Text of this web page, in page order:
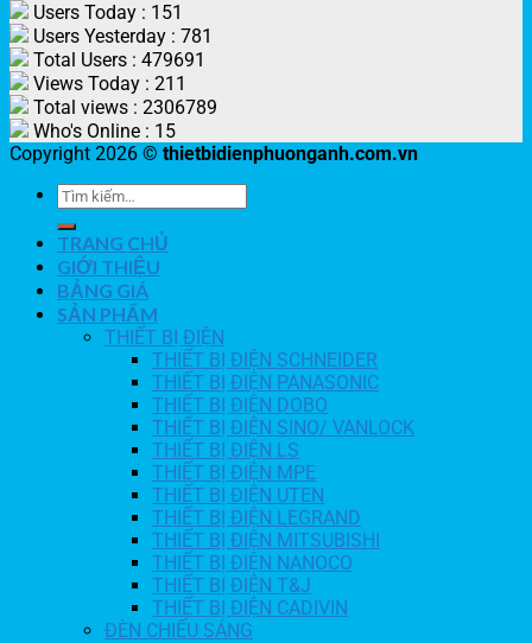
Users Today : 151
Users Yesterday : 781
Total Users : 479691
Views Today : 211
Total views : 2306789
Who's Online : 15
Copyright 2026 © thietbidienphuonganh.com.vn
TRANG CHỦ
GIỚI THIỆU
BẢNG GIÁ
SẢN PHẨM
THIẾT BỊ ĐIỆN
THIẾT BỊ ĐIỆN SCHNEIDER
THIẾT BỊ ĐIỆN PANASONIC
THIẾT BỊ ĐIỆN DOBO
THIẾT BỊ ĐIỆN SINO/ VANLOCK
THIẾT BỊ ĐIỆN LS
THIẾT BỊ ĐIỆN MPE
THIẾT BỊ ĐIỆN UTEN
THIẾT BỊ ĐIỆN LEGRAND
THIẾT BỊ ĐIỆN MITSUBISHI
THIẾT BỊ ĐIỆN NANOCO
THIẾT BỊ ĐIỆN T&J
THIẾT BỊ ĐIỆN CADIVIN
ĐÈN CHIẾU SÁNG